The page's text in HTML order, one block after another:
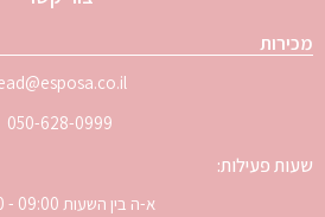
מכירות
050-628-0999
שעות פעילות:
א-ה בין השעות 09:00 - 16:00